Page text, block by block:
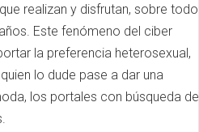
realizan y disfrutan, sobre todo
Este fenómeno del ciber
la preferencia heterosexual,
lo dude pase a dar una
los portales con búsqueda de